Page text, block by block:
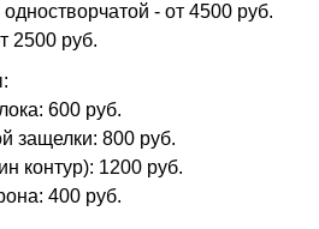
- от 4500 руб.
2500 руб.
600 руб.
защелки: 800 руб.
контур): 1200 руб.
400 руб.